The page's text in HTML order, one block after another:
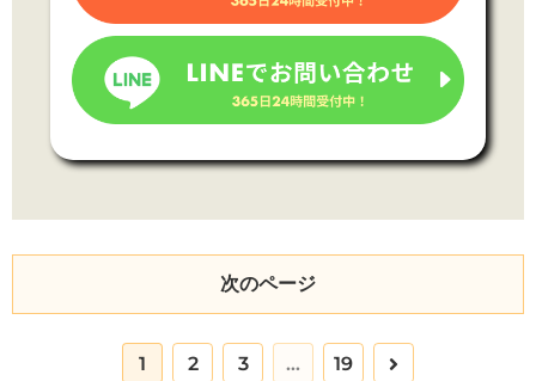
次のページ
1 2 3 … 19
次